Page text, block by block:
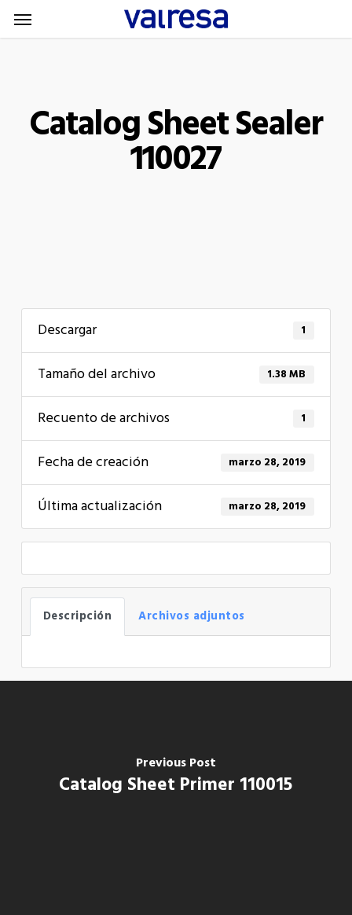
Skip
to
Menu
Catalog Sheet Sealer
110027
Descargar 1
Tamaño del archivo 1.38 MB
Recuento de archivos 1
Fecha de creación marzo 28, 2019
Última actualización marzo 28, 2019
Descripción Archivos adjuntos
Previous Post
Catalog Sheet Primer 110015
Menu